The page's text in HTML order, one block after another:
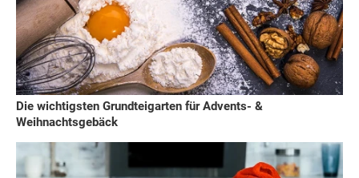
Die wichtigsten Grundteigarten für Advents- &
Weihnachtsgebäck